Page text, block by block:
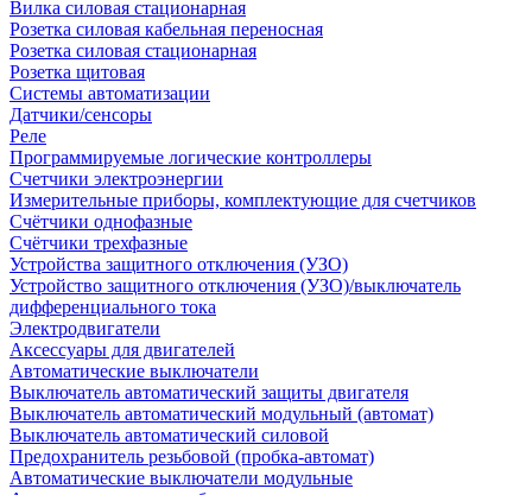
Вилка силовая стационарная
Розетка силовая кабельная переносная
Розетка силовая стационарная
Розетка щитовая
Системы автоматизации
Датчики/сенсоры
Реле
Программируемые логические контроллеры
Счетчики электроэнергии
Измерительные приборы, комплектующие для счетчиков
Счётчики однофазные
Счётчики трехфазные
Устройства защитного отключения (УЗО)
Устройство защитного отключения (УЗО)/выключатель
дифференциального тока
Электродвигатели
Аксессуары для двигателей
Автоматические выключатели
Выключатель автоматический защиты двигателя
Выключатель автоматический модульный (автомат)
Выключатель автоматический силовой
Предохранитель резьбовой (пробка-автомат)
Автоматические выключатели модульные